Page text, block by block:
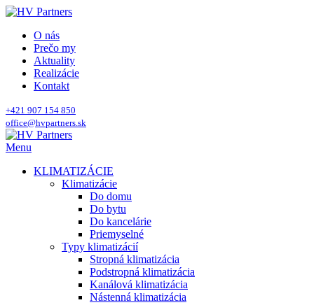
O nás
Prečo my
Aktuality
Realizácie
Kontakt
+421 907 154 850
office@hvpartners.sk
Menu
KLIMATIZÁCIE
Klimatizácie
Do domu
Do bytu
Do kancelárie
Priemyselné
Typy klimatizácií
Stropná klimatizácia
Podstropná klimatizácia
Kanálová klimatizácia
Nástenná klimatizácia